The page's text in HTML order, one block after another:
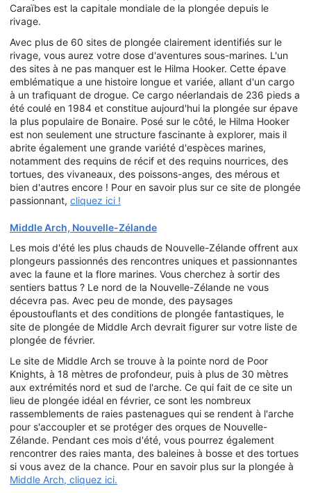
Caraïbes est la capitale mondiale de la plongée depuis le
rivage.
Avec plus de 60 sites de plongée clairement identifiés sur le
rivage, vous aurez votre dose d'aventures sous-marines. L'un
des sites à ne pas manquer est le Hilma Hooker. Cette épave
emblématique a une histoire longue et variée, allant d'un cargo
à un trafiquant de drogue. Ce cargo néerlandais de 236 pieds a
été coulé en 1984 et constitue aujourd'hui la plongée sur épave
la plus populaire de Bonaire. Posé sur le côté, le Hilma Hooker
est non seulement une structure fascinante à explorer, mais il
abrite également une grande variété d'espèces marines,
notamment des requins de récif et des requins nourrices, des
tortues, des vivaneaux, des poissons-anges, des mérous et
bien d'autres encore ! Pour en savoir plus sur ce site de plongée
passionnant, cliquez ici !
Middle Arch, Nouvelle-Zélande
Les mois d'été les plus chauds de Nouvelle-Zélande offrent aux
plongeurs passionnés des rencontres uniques et passionnantes
avec la faune et la flore marines. Vous cherchez à sortir des
sentiers battus ? Le nord de la Nouvelle-Zélande ne vous
décevra pas. Avec peu de monde, des paysages
époustouflants et des conditions de plongée fantastiques, le
site de plongée de Middle Arch devrait figurer sur votre liste de
plongée de février.
Le site de Middle Arch se trouve à la pointe nord de Poor
Knights, à 18 mètres de profondeur, puis à plus de 30 mètres
aux extrémités nord et sud de l'arche. Ce qui fait de ce site un
lieu de plongée idéal en février, ce sont les nombreux
rassemblements de raies pastenagues qui se rendent à l'arche
pour s'accoupler et se protéger des orques de Nouvelle-
Zélande. Pendant ces mois d'été, vous pourrez également
rencontrer des raies manta, des baleines à bosse et des tortues
si vous avez de la chance. Pour en savoir plus sur la plongée à
Middle Arch, cliquez ici.